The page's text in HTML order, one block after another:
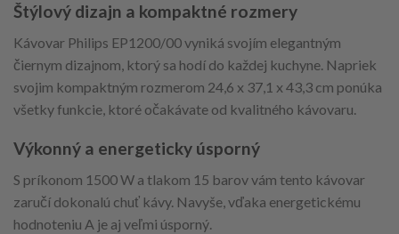
Štýlový dizajn a kompaktné rozmery
Kávovar Philips EP1200/00 vyniká svojím elegantným
čiernym dizajnom, ktorý sa hodí do každej kuchyne. Napriek
svojim kompaktným rozmerom 24,6 x 37,1 x 43,3 cm ponúka
všetky funkcie, ktoré očakávate od kvalitného kávovaru.
Výkonný a energeticky úsporný
S príkonom 1500 W a tlakom 15 barov vám tento kávovar
zaručí dokonalú chuť kávy. Navyše, vďaka energetickému
hodnoteniu A je aj veľmi úsporný.